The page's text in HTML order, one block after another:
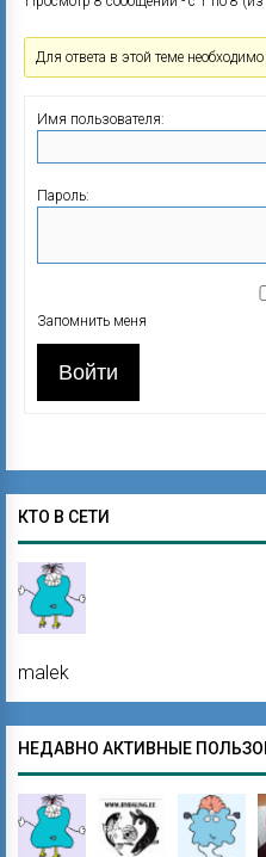
Для ответа в этой теме
Имя пользователя:
Пароль:
Запомнить меня
Войти
КТО В СЕТИ
malek
НЕДАВНО АКТИВНЫЕ